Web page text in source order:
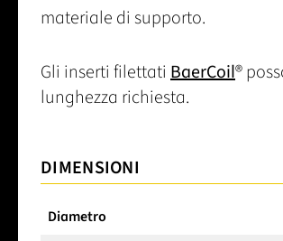
materiale di supporto.
Gli inserti filettati BaerCoil®
lunghezza richiesta.
DIMENSIONI
Diametro